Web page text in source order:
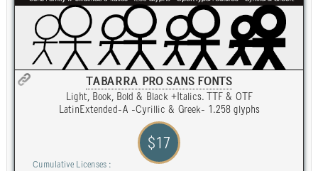
TABARRA PRO SANS FONTS
Light, Book, Bold & Black +Italics. TTF & OTF
LatinExtended-A -Cyrillic & Greek- 1.258 glyphs
$17
Cumulative Licenses :